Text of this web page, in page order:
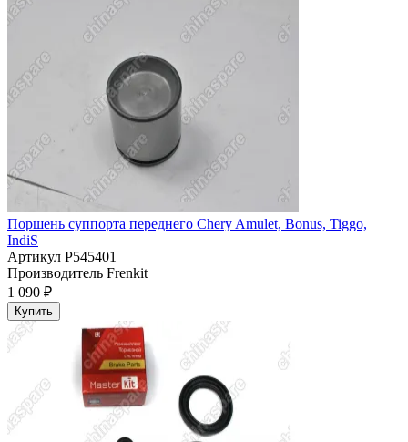
Поршень суппорта переднего Chery Amulet, Bonus, Tiggo,
IndiS
Артикул P545401
Производитель Frenkit
1 090 ₽
Купить